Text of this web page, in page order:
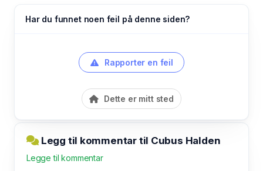
Har du funnet noen feil på denne siden?
Rapporter en feil
Dette er mitt sted
Legg til kommentar til Cubus Halden
Legge til kommentar